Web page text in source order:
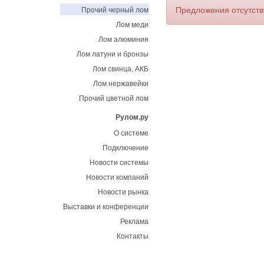
Прочий черный лом
Лом меди
Лом алюминия
Лом латуни и бронзы
Лом свинца, АКБ
Лом нержавейки
Прочий цветной лом
Рулом.ру
О системе
Подключение
Новости системы
Новости компаний
Новости рынка
Выставки и конференции
Реклама
Контакты
Предложения